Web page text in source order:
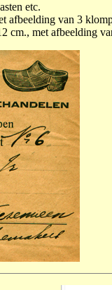
etc.
afbeelding van 3
cm., met afbeelding